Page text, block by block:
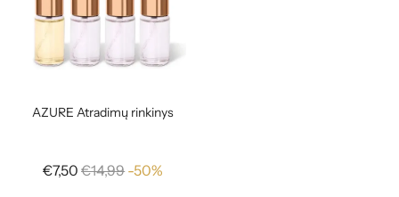
AZURE Atradimų rinkinys
€7,50 Reguliari
€14,99-50%